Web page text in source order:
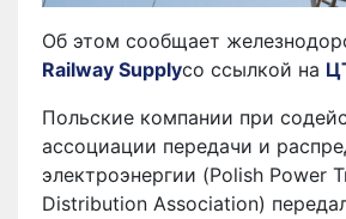
Об этом сообщает
Railway Supplyсо ссылкой на
Польские компании при
ассоциации передачи и
электроэнергии (Polish Power
Distribution Association)